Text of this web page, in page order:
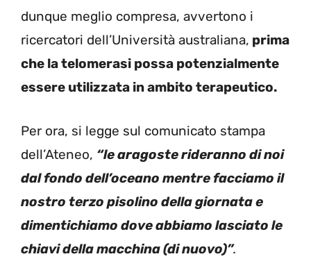
dunque meglio compresa, avvertono i
ricercatori dell’Università australiana, prima
che la telomerasi possa potenzialmente
essere utilizzata in ambito terapeutico.
Per ora, si legge sul comunicato stampa
dell’Ateneo, “le aragoste rideranno di noi
dal fondo dell’oceano mentre facciamo il
nostro terzo pisolino della giornata e
dimentichiamo dove abbiamo lasciato le
chiavi della macchina (di nuovo)”.